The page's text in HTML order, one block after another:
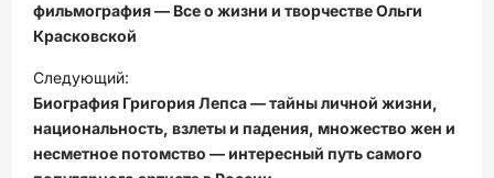
в
и
г
а
ц
фильмография — Все о жизни и творчестве Ольги
Красковской
Следующий:
Биография Григория Лепса — тайны личной жизни,
национальность, взлеты и падения, множество жен и
несметное потомство — интересный путь самого